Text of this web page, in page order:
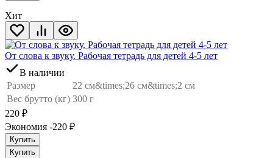
Хит
От слова к звуку. Рабочая тетрадь для детей 4-5 лет
В наличии
Размер
22 см&times;26 см&times;2 см
Вес брутто (кг) 300 г
220 ₽
Экономия -220 ₽
Купить
Купить